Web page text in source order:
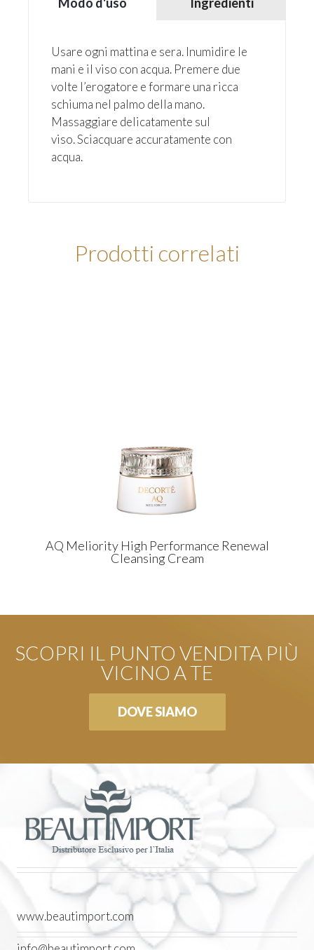
Usare ogni mattina e sera. Inumidire le
mani e il viso con acqua. Premere due
volte l’erogatore e formare una ricca
schiuma nel palmo della mano.
Massaggiare delicatamente sul
viso. Sciacquare accuratamente con
acqua.
Prodotti correlati
AQ Meliority High Performance Renewal
Cleansing Cream
SCOPRI IL PUNTO VENDITA PIÙ
VICINO A TE
DOVE SIAMO
www.beautimport.com